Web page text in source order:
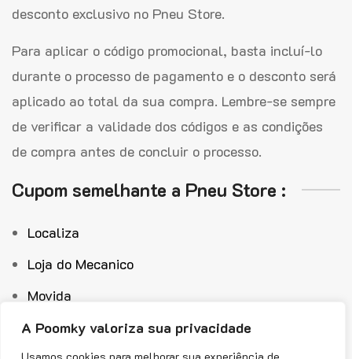
A Poomky valoriza sua privacidade
desconto exclusivo no Pneu Store.
Para aplicar o código promocional, basta incluí-lo
durante o processo de pagamento e o desconto será
aplicado ao total da sua compra. Lembre-se sempre
de verificar a validade dos códigos e as condições
de compra antes de concluir o processo.
Cupom semelhante a Pneu Store :
Localiza
Loja do Mecanico
Movida
Rentcars